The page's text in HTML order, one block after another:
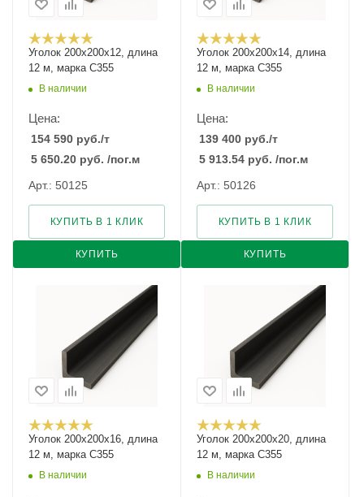
Уголок 200х200х12, длина
12 м, марка С355
В наличии
Цена:
154 590 руб./т
5 650.20 руб. /пог.м
Арт.: 50125
КУПИТЬ
КУПИТЬ В 1 КЛИК
Уголок 200х200х14, длина
12 м, марка С355
В наличии
Цена:
139 400 руб./т
5 913.54 руб. /пог.м
Арт.: 50126
КУПИТЬ
КУПИТЬ В 1 КЛИК
Уголок 200х200х16, длина
12 м, марка С355
В наличии
Уголок 200х200х20, длина
12 м, марка С355
В наличии